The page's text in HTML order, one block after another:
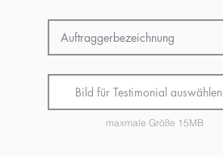
Bild für Testimonial auswählen
maxmale Größe 15MB